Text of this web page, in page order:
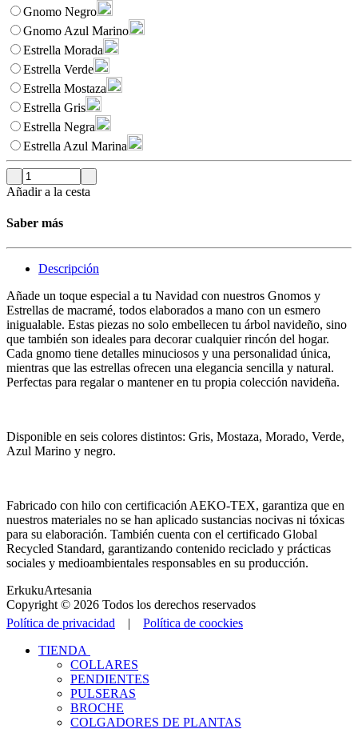
Gnomo Negro
Gnomo Azul Marino
Estrella Morada
Estrella Verde
Estrella Mostaza
Estrella Gris
Estrella Negra
Estrella Azul Marina
Añadir a la cesta
Saber más
Descripción
Añade un toque especial a tu Navidad con nuestros Gnomos y
Estrellas de macramé, todos elaborados a mano con un esmero
inigualable. Estas piezas no solo embellecen tu árbol navideño, sino
que también son ideales para decorar cualquier rincón del hogar.
Cada gnomo tiene detalles minuciosos y una personalidad única,
mientras que las estrellas ofrecen una elegancia sencilla y natural.
Perfectas para regalar o mantener en tu propia colección navideña.
Disponible en seis colores distintos: Gris, Mostaza, Morado, Verde,
Azul Marino y negro.
Fabricado con hilo con certificación AEKO-TEX, garantiza que en
nuestros materiales no se han aplicado sustancias nocivas ni tóxicas
para su elaboración. También cuenta con el certificado Global
Recycled Standard, garantizando contenido reciclado y prácticas
sociales y medioambientales responsables en su producción.
ErkukuArtesania
Copyright © 2026 Todos los derechos reservados
Política de privacidad | Política de coockies
TIENDA
COLLARES
PENDIENTES
PULSERAS
BROCHE
COLGADORES DE PLANTAS